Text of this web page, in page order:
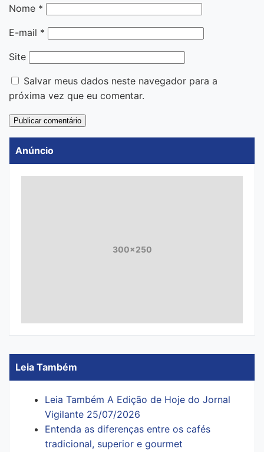
Nome *
E-mail *
Site
Salvar meus dados neste navegador para a
próxima vez que eu comentar.
Anúncio
300x250
Leia Também
Leia Também A Edição de Hoje do Jornal
Vigilante 25/07/2026
Entenda as diferenças entre os cafés
tradicional, superior e gourmet